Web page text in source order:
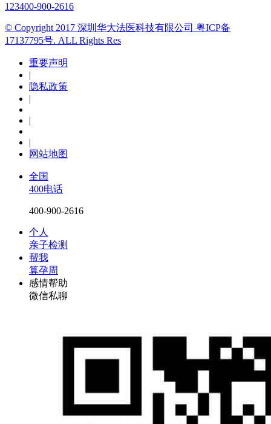
123400-900-2616
© Copyright 2017 深圳华大法医科技有限公司 粤ICP备
17137795号. ALL Rights Res
重要声明
|
隐私政策
|
|
|
网站地图
全国
400电话
400-900-2616
个人
亲子检测
帮我
算孕周
感情帮助
微信私聊